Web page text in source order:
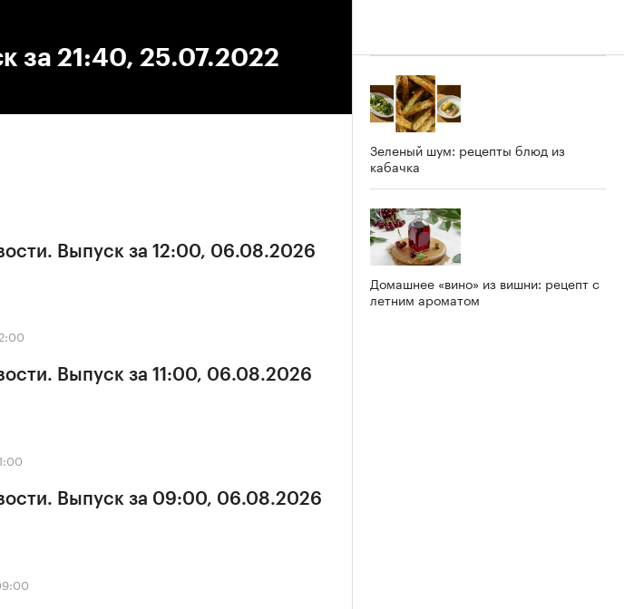
за 21:40, 25.07.2022
Выпуск за 12:00, 06.08.2026
Выпуск за 11:00, 06.08.2026
Выпуск за 09:00, 06.08.2026
Зеленый шум: рецепты блюд из
кабачка
Домашнее «вино» из вишни: рецепт с
летним ароматом